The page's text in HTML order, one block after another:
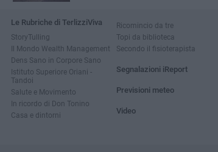
Le Rubriche di TerlizziViva
StoryTulling
Il Mondo Wealth Management
Dens Sano in Corpore Sano
Istituto Superiore Oriani -
Tandoi
Salute e Movimento
In ricordo di Don Tonino
Casa e dintorni
Ricomincio da tre
Topi da biblioteca
Secondo il fisioterapista
Segnalazioni iReport
Previsioni meteo
Video